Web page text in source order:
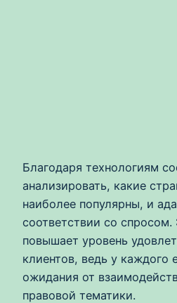
Благодаря технологиям
анализировать, какие
наиболее популярны, и
соответствии со спросом.
повышает уровень
клиентов, ведь у каждого
ожидания от
правовой тематики.